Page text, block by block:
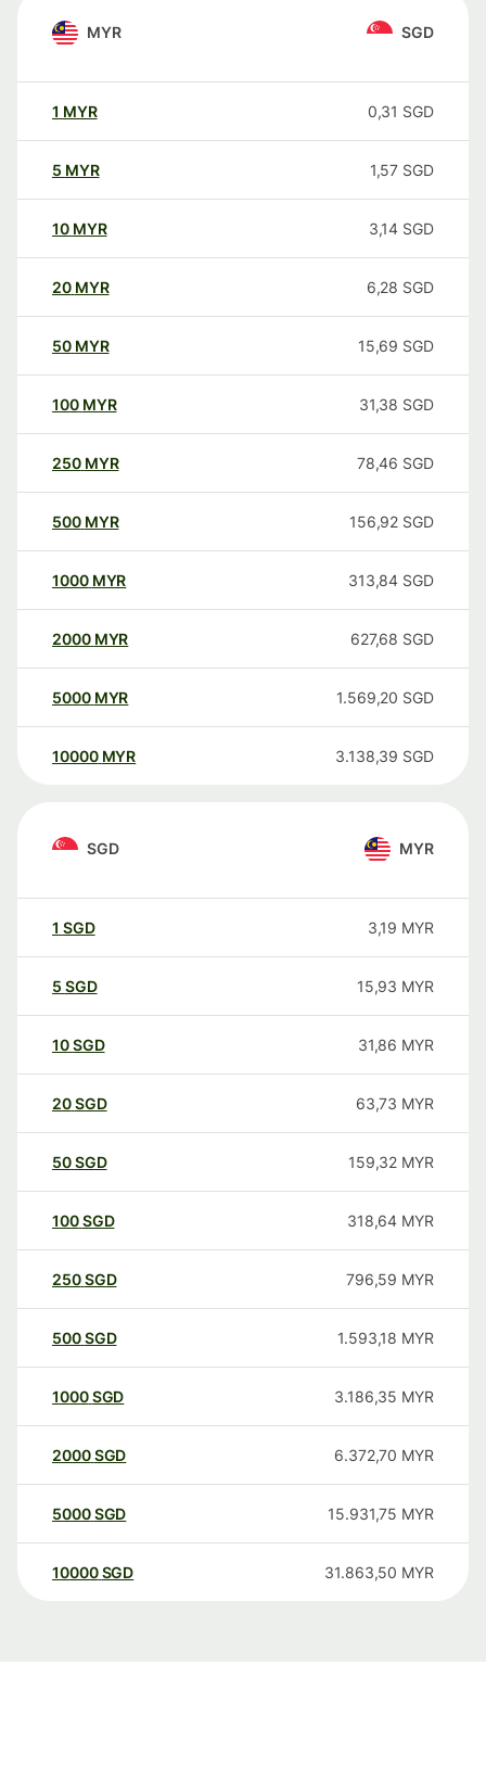
MYR SGD
1 MYR 0,31 SGD
5 MYR 1,57 SGD
10 MYR 3,14 SGD
20 MYR 6,28 SGD
50 MYR 15,69 SGD
100 MYR 31,38 SGD
250 MYR 78,46 SGD
500 MYR 156,92 SGD
1000 MYR 313,84 SGD
2000 MYR 627,68 SGD
5000 MYR 1.569,20 SGD
10000 MYR 3.138,39 SGD
SGD MYR
1 SGD 3,19 MYR
5 SGD 15,93 MYR
10SGD 31,86 MYR
20SGD 63,73 MYR
50SGD 159,32 MYR
100SGD 318,64 MYR
250SGD 796,59 MYR
500SGD 1.593,18 MYR
1000SGD 3.186,35 MYR
2000SGD 6.372,70 MYR
5000SGD 15.931,75 MYR
10000 SGD 31.863,50 MYR